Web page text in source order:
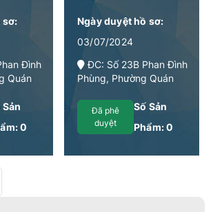
sơ:
Đình
Quán
Sản
0
Ngày duyệt hồ sơ:
03/07/2024
ĐC: Số 23B Phan Đình
Phùng, Phường Quán
Thành phố Hà Nội
Đã phê
duyệt
Số Sản
Phẩm:0